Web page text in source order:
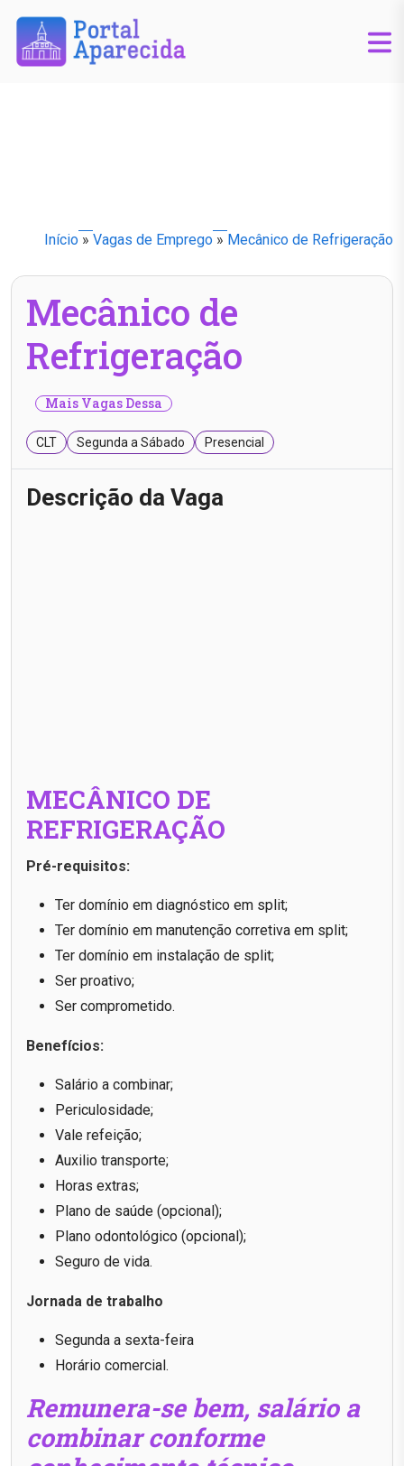
Início » Vagas de Emprego » Mecânico de Refrigeração
Mecânico de
Refrigeração
Mais Vagas Dessa
CLT Segunda a Sábado Presencial
Descrição da Vaga
MECÂNICO DE
REFRIGERAÇÃO
Pré-requisitos:
Ter domínio em diagnóstico em split;
Ter domínio em manutenção corretiva em split;
Ter domínio em instalação de split;
Ser proativo;
Ser comprometido.
Benefícios:
Salário a combinar;
Periculosidade;
Vale refeição;
Auxilio transporte;
Horas extras;
Plano de saúde (opcional);
Plano odontológico (opcional);
Seguro de vida.
Jornada de trabalho
Segunda a sexta-feira
Horário comercial.
Remunera-se bem, salário a
combinar conforme